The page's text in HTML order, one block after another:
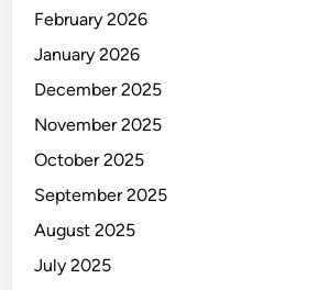
February 2026
January 2026
December 2025
November 2025
October 2025
September 2025
August 2025
July 2025